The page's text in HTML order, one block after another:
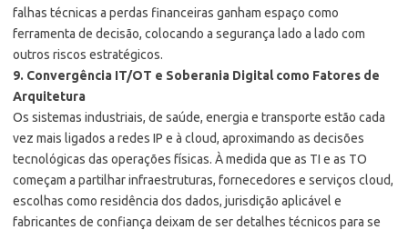
falhas técnicas a perdas financeiras ganham espaço como
ferramenta de decisão, colocando a segurança lado a lado com
outros riscos estratégicos.
9. Convergência IT/OT e Soberania Digital como Fatores de
Arquitetura
Os sistemas industriais, de saúde, energia e transporte estão cada
vez mais ligados a redes IP e à cloud, aproximando as decisões
tecnológicas das operações físicas. À medida que as TI e as TO
começam a partilhar infraestruturas, fornecedores e serviços cloud,
escolhas como residência dos dados, jurisdição aplicável e
fabricantes de confiança deixam de ser detalhes técnicos para se